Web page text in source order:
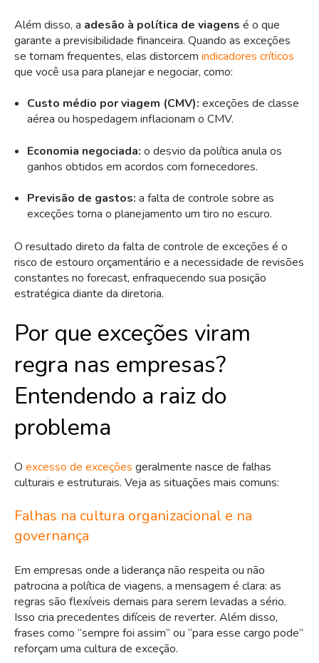
Além disso, a adesão à política de viagens é o que
garante a previsibilidade financeira. Quando as exceções
se tornam frequentes, elas distorcem indicadores críticos
que você usa para planejar e negociar, como:
Custo médio por viagem (CMV): exceções de classe
aérea ou hospedagem inflacionam o CMV.
Economia negociada: o desvio da política anula os
ganhos obtidos em acordos com fornecedores.
Previsão de gastos: a falta de controle sobre as
exceções torna o planejamento um tiro no escuro.
O resultado direto da falta de controle de exceções é o
risco de estouro orçamentário e a necessidade de revisões
constantes no forecast, enfraquecendo sua posição
estratégica diante da diretoria.
Por que exceções viram
regra nas empresas?
Entendendo a raiz do
problema
O excesso de exceções geralmente nasce de falhas
culturais e estruturais. Veja as situações mais comuns:
Falhas na cultura organizacional e na
governança
Em empresas onde a liderança não respeita ou não
patrocina a política de viagens, a mensagem é clara: as
regras são flexíveis demais para serem levadas a sério.
Isso cria precedentes difíceis de reverter. Além disso,
frases como “sempre foi assim” ou “para esse cargo pode”
reforçam uma cultura de exceção.